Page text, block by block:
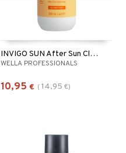
INVIGO SUN After Sun Cleansing Shampoo
WELLA PROFESSIONALS
10,95 € ( 14,95 €)